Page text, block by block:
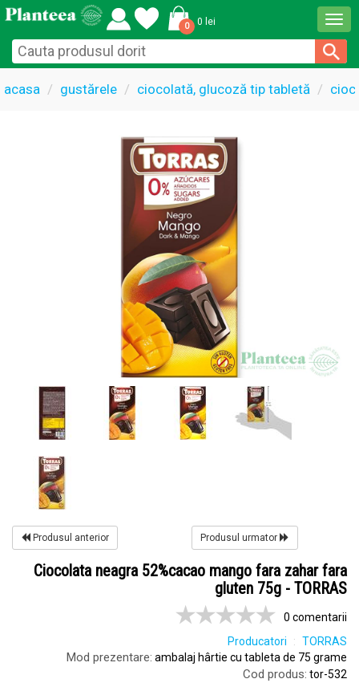
0 0 lei
acasa gustărele ciocolată, glucoză tip tabletă
Produsul anterior Produsul urmator
Ciocolata neagra 52%cacao mango fara zahar fara
gluten 75g - TORRAS
0 comentarii
Producatori
TORRAS
Mod prezentare: ambalaj hârtie cu tableta de 75 grame
Cod produs: tor-532